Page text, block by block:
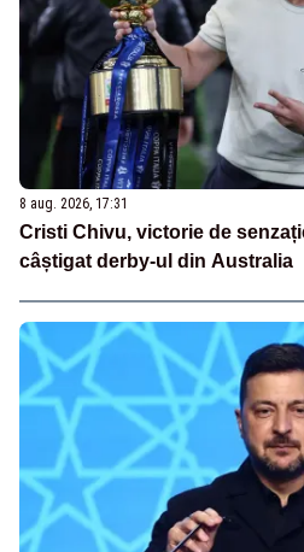
8 aug. 2026, 17:31
Cristi Chivu, victorie de
câștigat derby-ul din Australia